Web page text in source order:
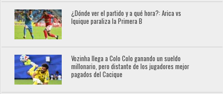
¿Dónde ver el partido y a qué hora?: Arica vs
Iquique paraliza la Primera B
Vozinha llega a Colo Colo ganando un sueldo
millonario, pero distante de los jugadores mejor
pagados del Cacique